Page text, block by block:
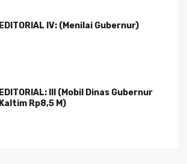
EDITORIAL IV: (Menilai Gubernur)
EDITORIAL: III (Mobil Dinas Gubernur
Kaltim Rp8,5 M)